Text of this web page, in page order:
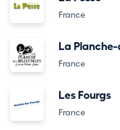
France
La
France
Les Fourgs
France